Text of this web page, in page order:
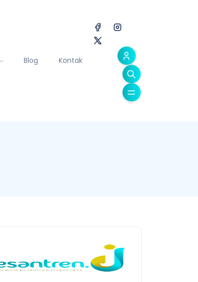
Blog Kontak